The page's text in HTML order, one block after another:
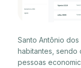
Santo Antônio dos
habitantes, sendo
pessoas